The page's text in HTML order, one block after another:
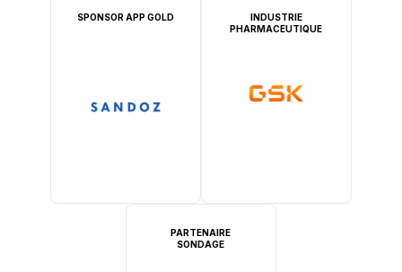
SPONSOR APP GOLD
INDUSTRIE
PHARMACEUTIQUE
PARTENAIRE
SONDAGE